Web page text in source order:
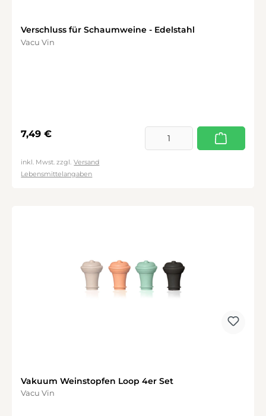
Verschluss für Schaumweine - Edelstahl
Vacu Vin
Regulärer Preis:
7,49 €
inkl. Mwst. zzgl. Versand
Lebensmittelangaben
Vakuum Weinstopfen Loop 4er Set
Vacu Vin